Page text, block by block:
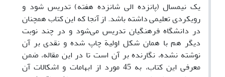
یک نیمسال (پانزده الی شانزده هفته) تدریس شود و
رویکردی تعلیمی داشته باشد. از آنجا که این کتاب همچنان
در دانشگاه فرهنگیان تدریس می‌شود و در چند نوبت
دیگر هم با همان شکل اولیة چاپ شده و نقدی بر آن
نوشته نشده، نگارنده بر آن است تا در این مقاله، ضمن
معرفی این کتاب، به 45 مورد از ابهامات و اشکالات آن